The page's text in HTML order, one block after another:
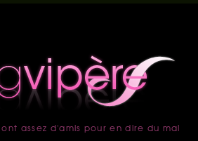
assez d'amis pour en dire du mal